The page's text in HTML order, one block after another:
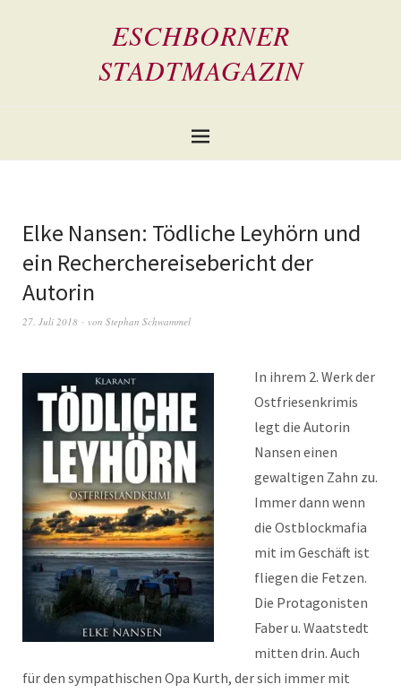
ESCHBORNER
STADTMAGAZIN
Elke Nansen: Tödliche Leyhörn und
ein Recherchereisebericht der
Autorin
27. Juli 2018 von Stephan Schwammel
In ihrem 2. Werk der
Ostfriesenkrimis
legt die Autorin
Nansen einen
gewaltigen Zahn zu.
Immer dann wenn
die Ostblockmafia
mit im Geschäft ist
fliegen die Fetzen.
Die Protagonisten
Faber u. Waatstedt
mitten drin. Auch
für den sympathischen Opa Kurth, der sich immer mit